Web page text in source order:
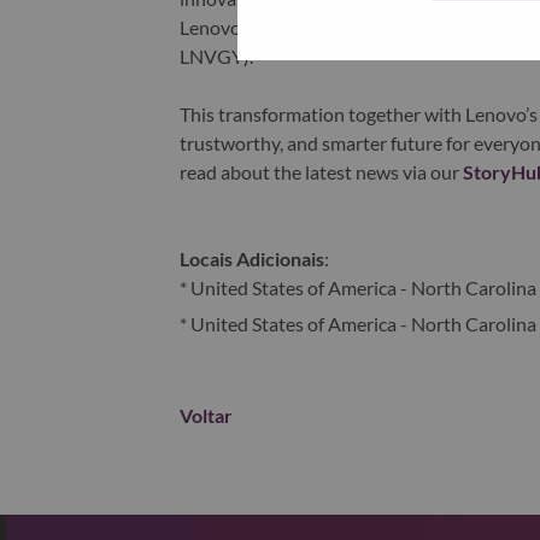
Lenovo is listed on the Hong Kong stock
LNVGY).
This transformation together with
trustworthy, and smarter future for
read about the latest news via our
Locais Adicionais:
* United States of America - North
* United States of America - North
Voltar